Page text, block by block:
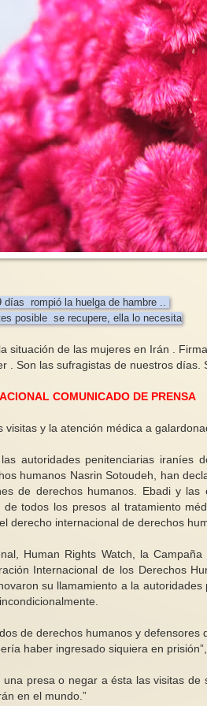
días rompió la huelga de hambre ..
posible se recupere, ella lo necesita
situación de las mujeres en Irán .
. Son las sufragistas de nuestros
COMUNICADO DE PRENSA
visitas y la atención médica a
autoridades penitenciarias
humanos Nasrin Sotoudeh, han
de derechos humanos. Ebadi y
de todos los presos al tratamiento
derecho internacional de derechos
Human Rights Watch, la
Internacional de los Derechos
su llamamiento a la
de derechos humanos y
haber ingresado siquiera en
una presa o negar a ésta las visitas
en el mundo.”
por
mujeres es
que se
formas,...
El sí…pero no! al
de Claudia Sheinbaum
Con la llegada de una
primera vez a la
México se marca un antes